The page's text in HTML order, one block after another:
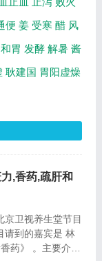
便 姜 受寒 醋 风
和胃 发酵 解暑 酱
耿建国 胃阳虚燥
,香药,疏肝和
卫视养生堂节目
请到的嘉宾是 林
药》 。主要介绍